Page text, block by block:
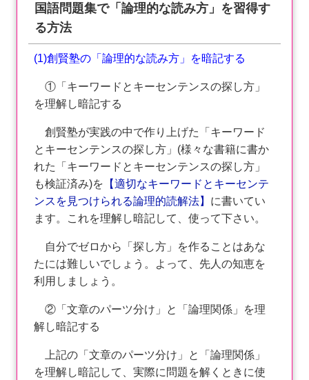
国語問題集で「論理的な読み方」を習得す
る方法
(1)創賢塾の「論理的な読み方」を暗記する
①「キーワードとキーセンテンスの探し方」
を理解し暗記する
創賢塾が実践の中で作り上げた「キーワード
とキーセンテンスの探し方」(様々な書籍に書か
れた「キーワードとキーセンテンスの探し方」
も検証済み)を 【適切なキーワードとキーセンテ
ンスを見つけられる論理的読解法】 に書いてい
ます。これを理解し暗記して、使って下さい。
自分でゼロから「探し方」を作ることはあな
たには難しいでしょう。よって、先人の知恵を
利用しましょう。
②「文章のパーツ分け」と「論理関係」を理
解し暗記する
上記の「文章のパーツ分け」と「論理関係」
を理解し暗記して、実際に問題を解くときに使